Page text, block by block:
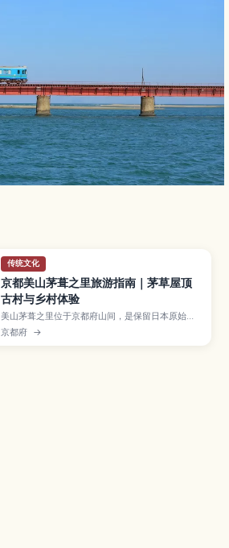
传统文化
京都美山茅葺之里旅游指南｜茅草屋顶
古村与乡村体验
美山茅葺之里位于京都府山间，是保留日本原始乡
村风貌的茅草屋顶聚落。本文将介绍村庄的历史与
四季景色、茅草屋修复与农事体验、使用在地食材
京都府 →